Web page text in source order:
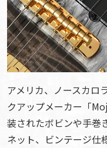
アメリカ、ノースカロ
クアップメーカー「
装されたボビンや手巻
ネット、ビンテージ仕